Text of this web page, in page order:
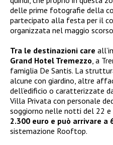
delle prime fotografie della
partecipato alla festa per il
organizzata nel maggio
Tra le destinazioni care
Grand Hotel Tremezzo , a
famiglia De Santis. La
alcune con giardino, altre
dell’edificio o caratterizzate
Villa Privata con personale
soggiorno nelle notti del 22
2.300 euro e può arrivare a
sistemazione Rooftop.